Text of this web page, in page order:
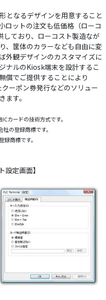
となるデザインを用意すること
ロットの注文も低価格（ローコ
ており、ローコスト製造なが
、筐体のカラーなども自由に変
外観デザインのカスタマイズに
ナルのKiosk端末を設計するこ
償でご提供することにより
ーポン券発行などのソリュー
す。
カードの技術方式です。
の登録商標です。
録商標です。
設定画面】